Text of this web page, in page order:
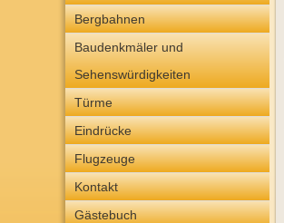
Bergbahnen
Baudenkmäler und
Sehenswürdigkeiten
Türme
Eindrücke
Flugzeuge
Kontakt
Gästebuch